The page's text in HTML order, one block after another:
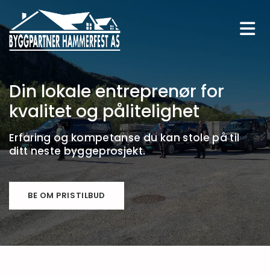
Din lokale entreprenør for
kvalitet og pålitelighet
Erfaring og kompetanse du kan stole på til
ditt neste byggeprosjekt.
BE OM PRISTILBUD